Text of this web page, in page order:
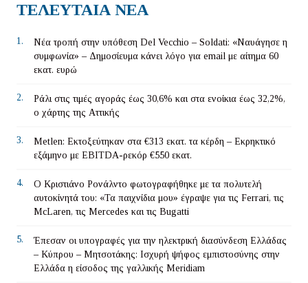
ΤΕΛΕΥΤΑΙΑ ΝΕΑ
1.
Νέα τροπή στην υπόθεση Del Vecchio – Soldati: «Ναυάγησε η
συμφωνία» – Δημοσίευμα κάνει λόγο για email με αίτημα 60
εκατ. ευρώ
2.
Ράλι στις τιμές αγοράς έως 30,6% και στα ενοίκια έως 32,2%,
ο χάρτης της Αττικής
3.
Metlen: Εκτοξεύτηκαν στα €313 εκατ. τα κέρδη – Εκρηκτικό
εξάμηνο με EBITDA-ρεκόρ €550 εκατ.
4.
Ο Κριστιάνο Ρονάλντο φωτογραφήθηκε με τα πολυτελή
αυτοκίνητά του: «Τα παιχνίδια μου» έγραψε για τις Ferrari, τις
McLaren, τις Mercedes και τις Bugatti
5.
Έπεσαν οι υπογραφές για την ηλεκτρική διασύνδεση Ελλάδας
– Κύπρου – Μητσοτάκης: Ισχυρή ψήφος εμπιστοσύνης στην
Ελλάδα η είσοδος της γαλλικής Meridiam